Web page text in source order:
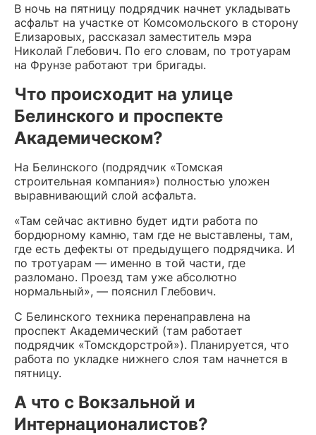
В ночь на пятницу подрядчик начнет укладывать
асфальт на участке от Комсомольского в сторону
Елизаровых, рассказал заместитель мэра
Николай Глебович. По его словам, по тротуарам
на Фрунзе работают три бригады.
Что происходит на улице
Белинского и проспекте
Академическом?
На Белинского (подрядчик «Томская
строительная компания») полностью уложен
выравнивающий слой асфальта.
«Там сейчас активно будет идти работа по
бордюрному камню, там где не выставлены, там,
где есть дефекты от предыдущего подрядчика. И
по тротуарам — именно в той части, где
разломано. Проезд там уже абсолютно
нормальный», — пояснил Глебович.
С Белинского техника перенаправлена на
проспект Академический (там работает
подрядчик «Томскдорстрой»). Планируется, что
работа по укладке нижнего слоя там начнется в
пятницу.
А что с Вокзальной и
Интернационалистов?